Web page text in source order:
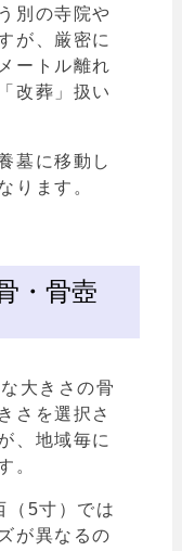
別の寺院や
が、厳密に
ートル離れ
改葬」扱い
墓に移動し
ります。
・骨壺
大きさの骨
さを選択さ
、地域毎に
。
（5寸）では
が異なるの